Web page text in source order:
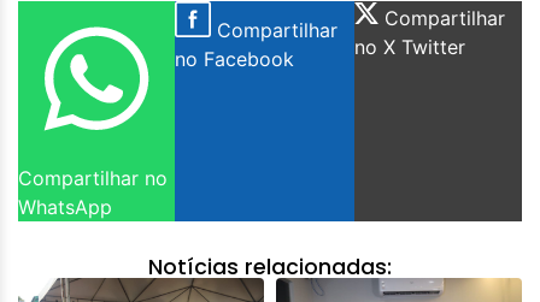
Compartilhar no
WhatsApp
Compartilhar
no Facebook
Compartilhar
no X Twitter
Notícias relacionadas: